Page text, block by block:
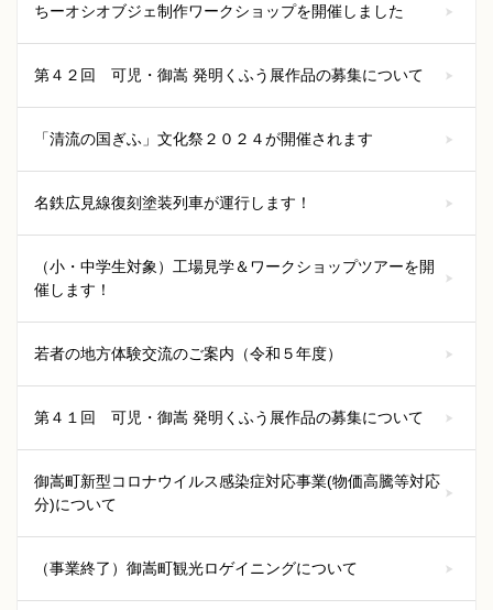
ちーオシオブジェ制作ワークショップを開催しました
第４２回 可児・御嵩 発明くふう展作品の募集について
「清流の国ぎふ」文化祭２０２４が開催されます
名鉄広見線復刻塗装列車が運行します！
（小・中学生対象）工場見学＆ワークショップツアーを開
催します！
若者の地方体験交流のご案内（令和５年度）
第４１回 可児・御嵩 発明くふう展作品の募集について
御嵩町新型コロナウイルス感染症対応事業(物価高騰等対応
分)について
（事業終了）御嵩町観光ロゲイニングについて